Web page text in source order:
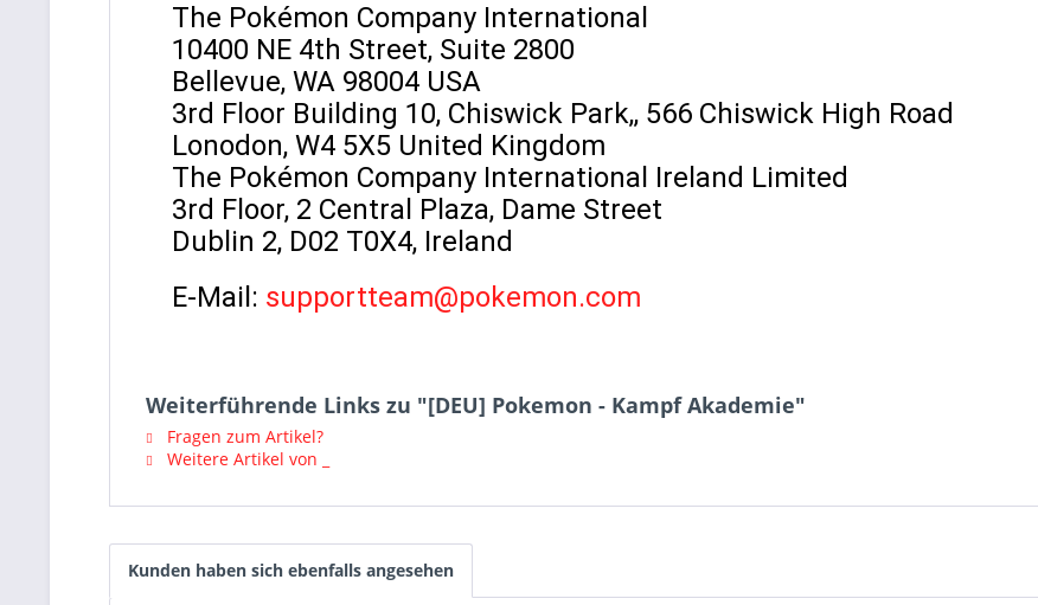
The Pokémon Company International
10400 NE 4th Street, Suite 2800
Bellevue, WA 98004 USA
3rd Floor Building 10, Chiswick Park,, 566 Chiswick High Road
Lonodon, W4 5X5 United Kingdom
The Pokémon Company International Ireland Limited
3rd Floor, 2 Central Plaza, Dame Street
Dublin 2, D02 T0X4, Ireland
E-Mail: supportteam@pokemon.com
Weiterführende Links zu "[DEU] Pokemon - Kampf Akademie"
Fragen zum Artikel?
Weitere Artikel von _
Kunden haben sich ebenfalls angesehen